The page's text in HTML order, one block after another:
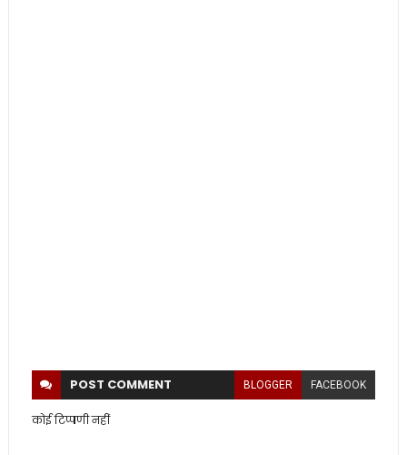
POST COMMENT BLOGGER FACEBOOK
कोई टिप्पणी नहीं